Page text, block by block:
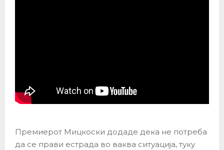
Премиерот Мицкоски додаде дека не потреба
да се прави естрада во ваква ситуација, туку